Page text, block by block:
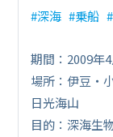
深海 乗船
期間：2009年
場所：伊豆・
日光海山
目的：深海生